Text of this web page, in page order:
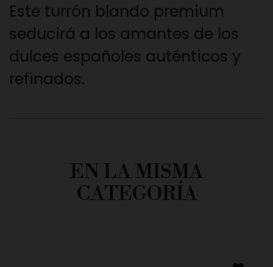
Este turrón blando premium
seducirá a los amantes de los
dulces españoles auténticos y
refinados.
EN LA MISMA
CATEGORÍA